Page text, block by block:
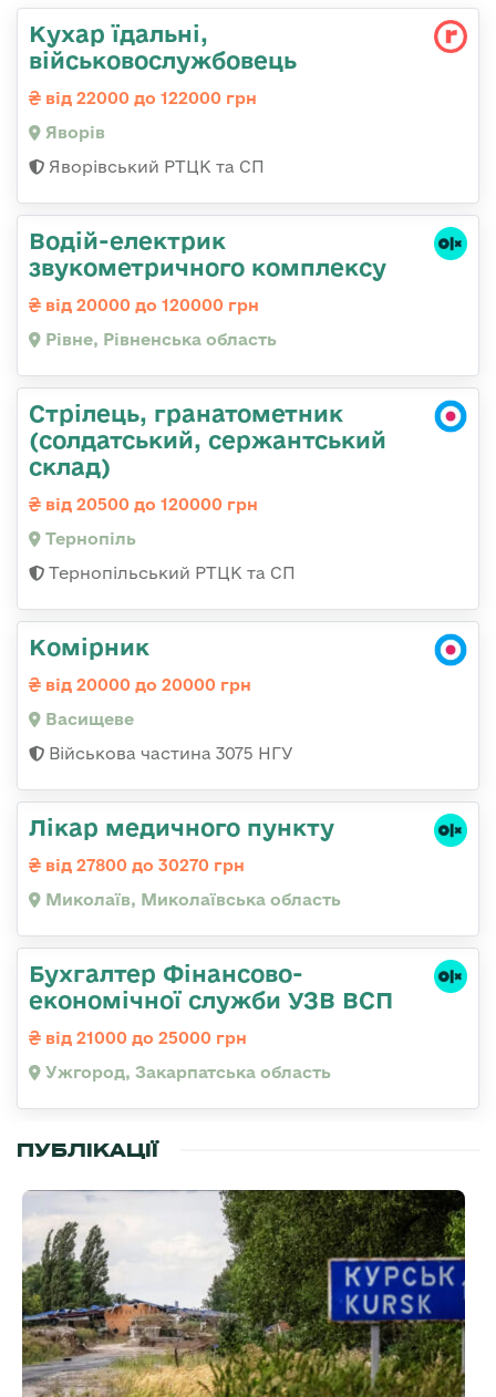
Кухар їдальні,
військовослужбовець
від 22000 до 122000 грн
Яворів
Яворівський РТЦК та СП
Водій-електрик
звукометричного комплексу
від 20000 до 120000 грн
Рівне, Рівненська область
Стрілець, гранатометник
(солдатський, сержантський
склад)
від 20500 до 120000 грн
Тернопіль
Тернопільський РТЦК та СП
Комірник
від 20000 до 20000 грн
Васищеве
Військова частина 3075 НГУ
Лікар медичного пункту
від 27800 до 30270 грн
Миколаїв, Миколаївська область
Бухгалтер Фінансово-
економічної служби УЗВ ВСП
від 21000 до 25000 грн
Ужгород, Закарпатська область
ПУБЛІКАЦІЇ